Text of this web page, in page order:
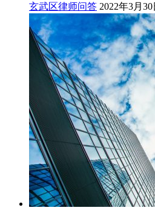
玄武区律师问答 2022年3月30